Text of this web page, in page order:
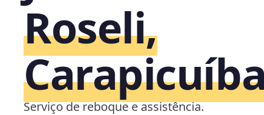
Roseli,
Serviço de reboque e assistência.